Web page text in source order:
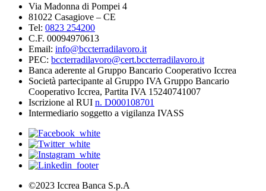
Via Madonna di Pompei 4
81022 Casagiove – CE
Tel: 0823 254200
C.F. 00094970613
Email: info@bccterradilavoro.it
PEC: bccterradilavoro@cert.bccterradilavoro.it
Banca aderente al Gruppo Bancario Cooperativo Iccrea
Società partecipante al Gruppo IVA Gruppo Bancario
Cooperativo Iccrea, Partita IVA 15240741007
Iscrizione al RUI n. D000108701
Intermediario soggetto a vigilanza IVASS
©2023 Iccrea Banca S.p.A